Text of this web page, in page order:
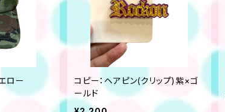
ロー
コピー：ヘアピン(クリップ)紫×ゴ
ールド